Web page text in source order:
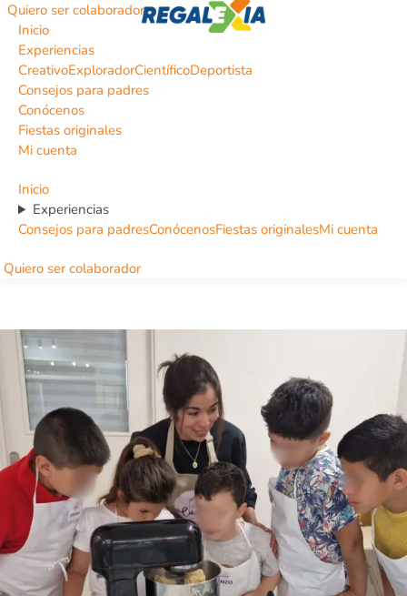
Quiero ser colaborador
Inicio
Experiencias
CreativoExploradorCientíficoDeportista
Consejos para padres
Conócenos
Fiestas originales
Mi cuenta
Inicio
Experiencias
Consejos para padresConócenosFiestas originalesMi cuenta
Quiero ser colaborador